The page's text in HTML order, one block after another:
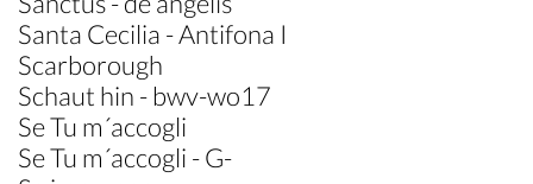
Santa Cecilia - Antifona I
Scarborough
Schaut hin - bwv-wo17
Se Tu m´accogli
Se Tu m´accogli - G-